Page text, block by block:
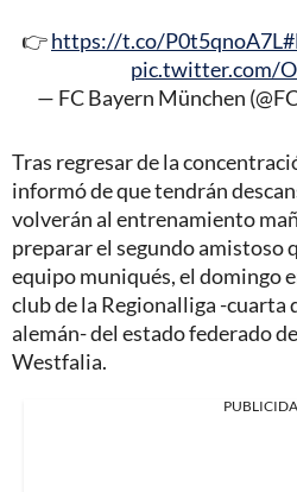
👉https://t.co/P0t5qnoA7L
pic.twitter.com/
— FC Bayern München
Tras regresar de la
informó de que tendrán
volverán al entrenamiento
preparar el segundo amistoso
equipo muniqués, el domingo
club de la Regionalliga -
alemán- del estado federado
Westfalia.